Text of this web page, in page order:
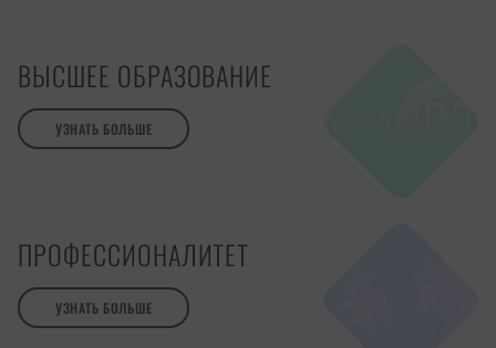
ВЫСШЕЕ ОБРАЗОВАНИЕ
УЗНАТЬ БОЛЬШЕ
ПРОФЕССИОНАЛИТЕТ
УЗНАТЬ БОЛЬШЕ